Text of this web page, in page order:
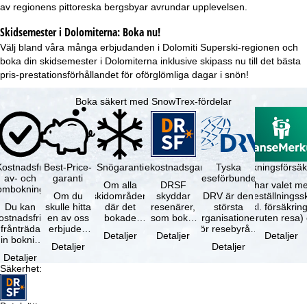
av regionens pittoreska bergsbyar avrundar upplevelsen.
Skidsemester i Dolomiterna: Boka nu!
Välj bland våra många erbjudanden i Dolomiti Superski-regionen och
boka din skidsemester i Dolomiterna inklusive skipass nu till det bästa
pris-prestationsförhållandet för oförglömliga dagar i snön!
Boka säkert med SnowTrex-fördelar
av- och
Du kan
frånträda
bokning
efter
…
Detaljer
Best-Price-
garanti
Om du
skulle hitta
en av oss
erbjuden
samma
Detaljer
Snögaranti
Om alla
skidområden
där det
bokade
gäller –
Detaljer
Resekostnadsgaranti
DRSF
skyddar
resenärer,
som bokat
paketresa
Detaljer
Tyska
reseförbundet
DRV är den
största
organisationen
för resebyråer
researrangörer
Detaljer
Du har valet
(inkl.
avbruten resa)
Detaljer
Säkerhet: